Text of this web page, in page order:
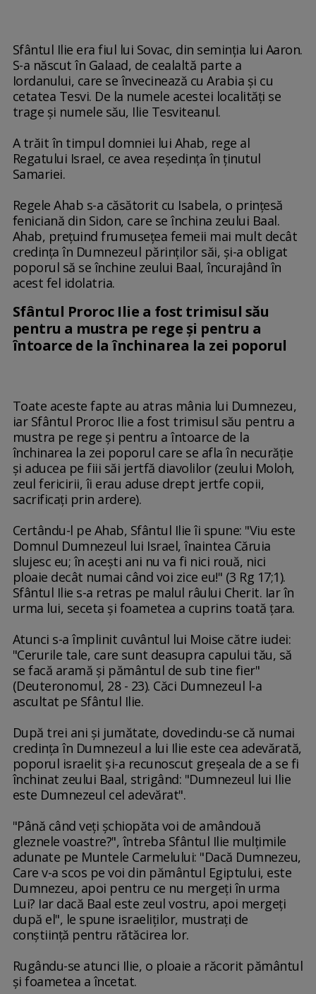
Sfântul Ilie era fiul lui Sovac, din seminţia lui Aaron.
S-a născut în Galaad, de cealaltă parte a
Iordanului, care se învecinează cu Arabia şi cu
cetatea Tesvi. De la numele acestei localităţi se
trage şi numele său, Ilie Tesviteanul.
A trăit în timpul domniei lui Ahab, rege al
Regatului Israel, ce avea reşedinţa în ţinutul
Samariei.
Regele Ahab s-a căsătorit cu Isabela, o prinţesă
feniciană din Sidon, care se închina zeului Baal.
Ahab, preţuind frumuseţea femeii mai mult decât
credinţa în Dumnezeul părinţilor săi, şi-a obligat
poporul să se închine zeului Baal, încurajând în
acest fel idolatria.
Sfântul Proroc Ilie a fost trimisul său
pentru a mustra pe rege şi pentru a
întoarce de la închinarea la zei poporul
Toate aceste fapte au atras mânia lui Dumnezeu,
iar Sfântul Proroc Ilie a fost trimisul său pentru a
mustra pe rege şi pentru a întoarce de la
închinarea la zei poporul care se afla în necurăţie
şi aducea pe fiii săi jertfă diavolilor (zeului Moloh,
zeul fericirii, îi erau aduse drept jertfe copii,
sacrificaţi prin ardere).
Certându-l pe Ahab, Sfântul Ilie îi spune: "Viu este
Domnul Dumnezeul lui Israel, înaintea Căruia
slujesc eu; în aceşti ani nu va fi nici rouă, nici
ploaie decât numai când voi zice eu!" (3 Rg 17;1).
Sfântul Ilie s-a retras pe malul râului Cherit. Iar în
urma lui, seceta şi foametea a cuprins toată ţara.
Atunci s-a împlinit cuvântul lui Moise către iudei:
"Cerurile tale, care sunt deasupra capului tău, să
se facă aramă şi pământul de sub tine fier"
(Deuteronomul, 28 - 23). Căci Dumnezeul l-a
ascultat pe Sfântul Ilie.
După trei ani şi jumătate, dovedindu-se că numai
credinţa în Dumnezeul a lui Ilie este cea adevărată,
poporul israelit şi-a recunoscut greşeala de a se fi
închinat zeului Baal, strigând: "Dumnezeul lui Ilie
este Dumnezeul cel adevărat".
"Până când veţi şchiopăta voi de amândouă
gleznele voastre?", întreba Sfântul Ilie mulţimile
adunate pe Muntele Carmelului: "Dacă Dumnezeu,
Care v-a scos pe voi din pământul Egiptului, este
Dumnezeu, apoi pentru ce nu mergeţi în urma
Lui? Iar dacă Baal este zeul vostru, apoi mergeţi
după el", le spune israeliţilor, mustraţi de
conştiinţă pentru rătăcirea lor.
Rugându-se atunci Ilie, o ploaie a răcorit pământul
şi foametea a încetat.